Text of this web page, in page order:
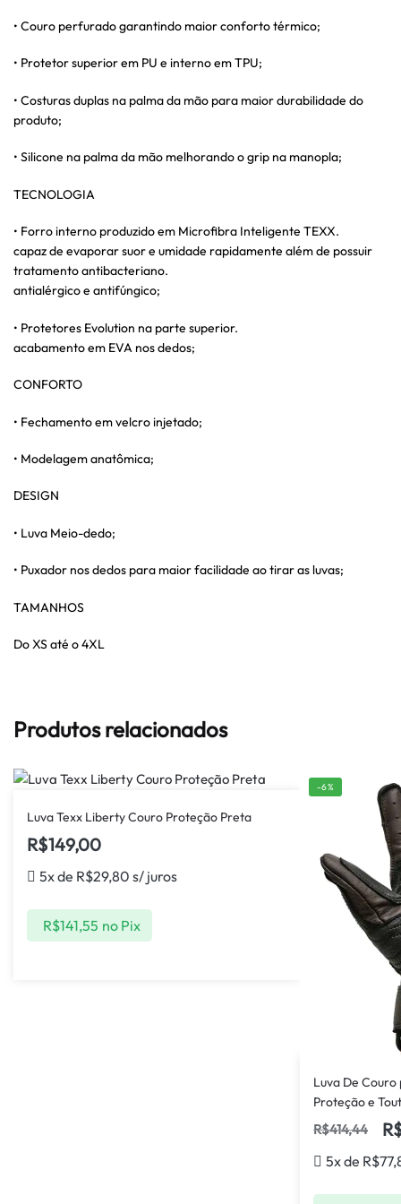
• Couro perfurado garantindo maior conforto térmico;
• Protetor superior em PU e interno em TPU;
• Costuras duplas na palma da mão para maior durabilidade do
produto;
• Silicone na palma da mão melhorando o grip na manopla;
TECNOLOGIA
• Forro interno produzido em Microfibra Inteligente TEXX.
capaz de evaporar suor e umidade rapidamente além de possuir
tratamento antibacteriano.
antialérgico e antifúngico;
• Protetores Evolution na parte superior.
acabamento em EVA nos dedos;
CONFORTO
• Fechamento em velcro injetado;
• Modelagem anatômica;
DESIGN
• Luva Meio-dedo;
• Puxador nos dedos para maior facilidade ao tirar as luvas;
TAMANHOS
Do XS até o 4XL
Produtos relacionados
Luva Texx Liberty Couro Proteção Preta
R$149,00
5x de R$29,80 s/ juros
R$141,55 no Pix
-6%
Luva De
Proteção e
R$414,44
5x de R$